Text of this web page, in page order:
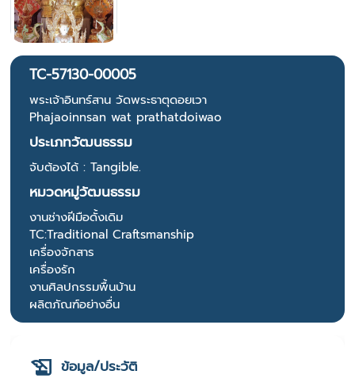
TC-57130-00005
พระเจ้าอินทร์สาน วัดพระธาตุดอยเวา
Phajaoinnsan wat prathatdoiwao
ประเภทวัฒนธรรม
จับต้องได้ : Tangible.
หมวดหมู่วัฒนธรรม
งานช่างฝีมือดั้งเดิม
TC:Traditional Craftsmanship
เครื่องจักสาร
เครื่องรัก
งานศิลปกรรมพื้นบ้าน
ผลิตภัณฑ์อย่างอื่น
ข้อมูล/ประวัติ